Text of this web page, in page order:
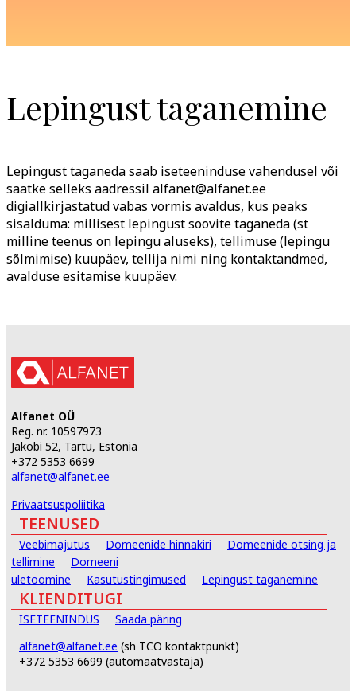
Lepingust taganemine
Lepingust taganeda saab iseteeninduse vahendusel või
saatke selleks aadressil alfanet@alfanet.ee
digiallkirjastatud vabas vormis avaldus, kus peaks
sisalduma: millisest lepingust soovite taganeda (st
milline teenus on lepingu aluseks), tellimuse (lepingu
sõlmimise) kuupäev, tellija nimi ning kontaktandmed,
avalduse esitamise kuupäev.
Alfanet OÜ
Reg. nr. 10597973
Jakobi 52, Tartu, Estonia
+372 5353 6699
alfanet@alfanet.ee
Privaatsuspoliitika
TEENUSED
Veebimajutus Domeenide hinnakiri
Domeenide otsing ja
tellimine
Domeeni
ületoomine
Kasutustingimused Lepingust taganemine
KLIENDITUGI
ISETEENINDUS
Saada päring
alfanet@alfanet.ee (sh TCO kontaktpunkt)
+372 5353 6699 (automaatvastaja)